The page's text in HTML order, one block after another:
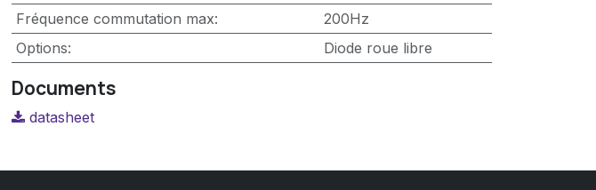
Fréquence commutation max:
200Hz
Options: Diode roue libre
Documents
datasheet